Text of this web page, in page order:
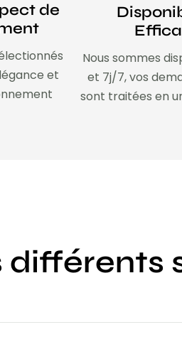
de
et
Nous sommes
et 7j/7, vos
sont traitées en
différents